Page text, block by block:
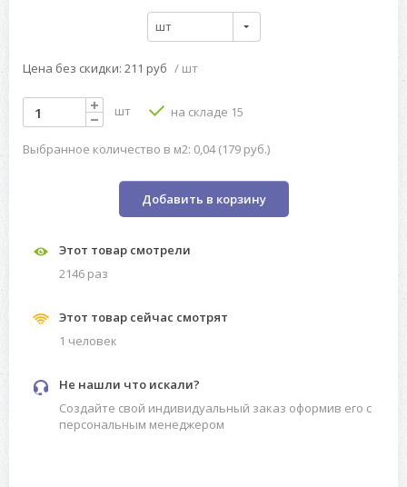
шт
Цена без скидки: 211 руб / шт
шт на складе 15
Выбранное количество в м2: 0,04 (179 руб.)
Добавить в корзину
Этот товар смотрели
2146 раз
Этот товар сейчас смотрят
1 человек
Не нашли что искали?
Создайте свой индивидуальный заказ оформив его с
персональным менеджером